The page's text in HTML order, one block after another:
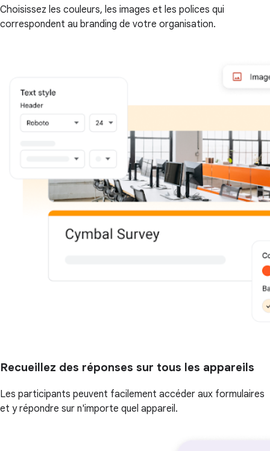
Choisissez les couleurs, les images et les polices qui
correspondent au branding de votre organisation.
Recueillez des réponses sur tous les appareils
Les participants peuvent facilement accéder aux formulaires
et y répondre sur n'importe quel appareil.